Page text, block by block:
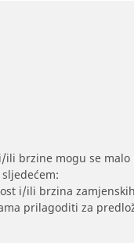
brzine mogu se
i/ili brzina
prilagoditi za